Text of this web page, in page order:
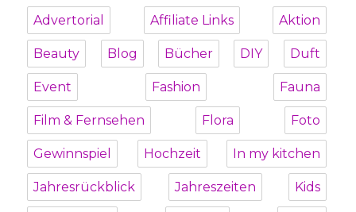
Advertorial Affiliate Links Aktion
Beauty Blog Bücher DIY Duft
Event Fashion Fauna
Film & Fernsehen Flora Foto
Gewinnspiel Hochzeit In my kitchen
Jahresrückblick Jahreszeiten Kids